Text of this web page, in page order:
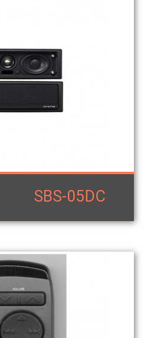
SBS-05DC